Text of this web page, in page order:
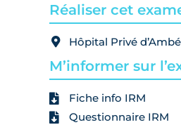
Réaliser cet
Hôpital Privé
M’informer sur
Fiche info IRM
Questionnaire IRM